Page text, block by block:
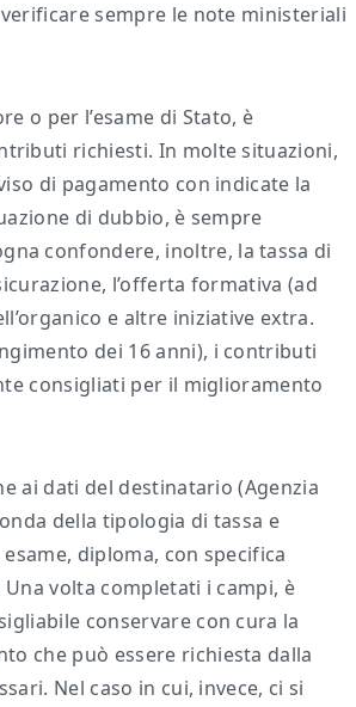
sempre le note ministeriali
o per l’esame di Stato, è
richiesti. In molte situazioni,
di pagamento con indicate la
di dubbio, è sempre
confondere, inoltre, la tassa di
l’offerta formativa (ad
e altre iniziative extra.
dei 16 anni), i contributi
consigliati per il miglioramento
ai dati del destinatario (Agenzia
della tipologia di tassa e
diploma, con specifica
volta completati i campi, è
conservare con cura la
che può essere richiesta dalla
Nel caso in cui, invece, ci si